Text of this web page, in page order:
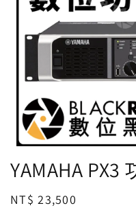
YAMAHA
Regular
NT$ 23,500